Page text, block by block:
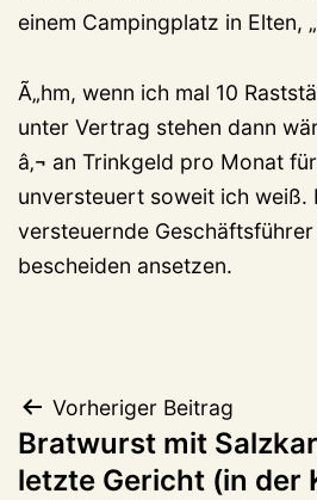
einem Campingplatz in Elten,
Ã„hm, wenn ich mal 10
unter Vertrag stehen dann
â‚¬ an Trinkgeld pro Monat
unversteuert soweit ich weiß.
versteuernde
bescheiden ansetzen.
Vorheriger Beitrag
Bratwurst mit
letzte Gericht (in der